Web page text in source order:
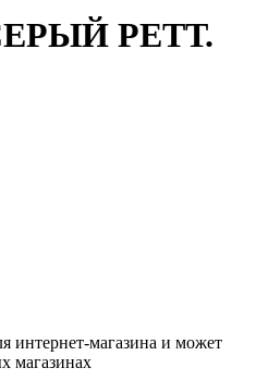
РЕТТ.
интернет-магазина и может
магазинах